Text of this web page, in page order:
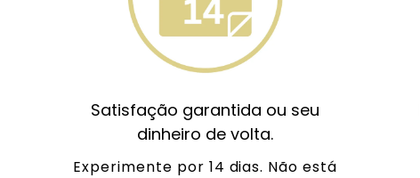
Satisfação garantida ou seu
dinheiro de volta.
Experimente por 14 dias. Não está